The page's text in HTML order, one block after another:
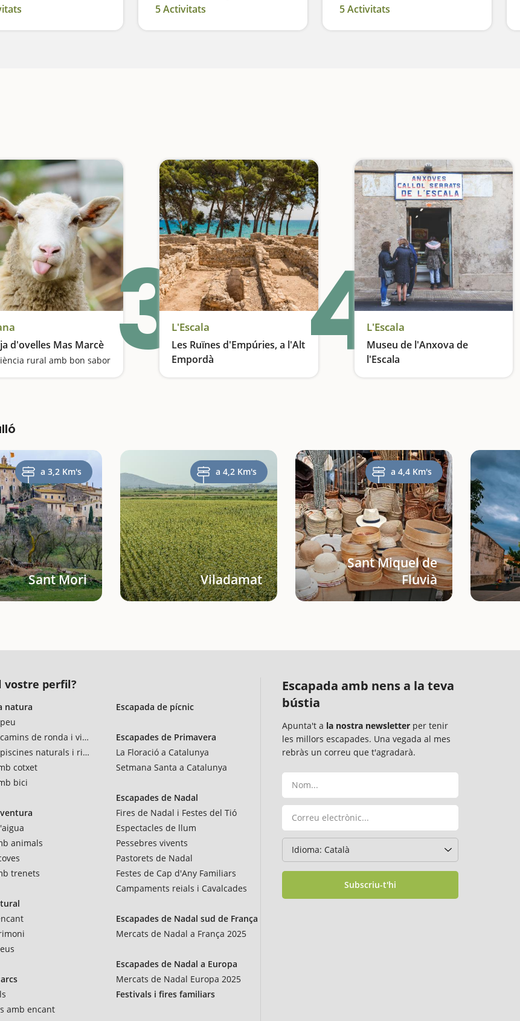
5 Activitats 5 Activitats
d'ovelles Mas Marcè
rural amb bon sabor 3L'Escala
Les Ruïnes d'Empúries, a l'Alt
Empordà
Patrimoni excepcional 4L'Escala
Museu de l'Anxova de
l'Escala
El producte més conegut
a 3,2 Km's
Sant Mori
a 4,2 Km's
Viladamat
a 4,4 Km's
Sant Miquel de
Fluvià
vostre perfil?
natura
de ronda i vies verdes
naturals i rius
cotxet
bici
animals
trenets
amb encant
Escapada de pícnic
Escapades de Primavera
La Floració a Catalunya
Setmana Santa a Catalunya
Escapades de Nadal
Fires de Nadal i Festes del Tió
Espectacles de llum
Pessebres vivents
Pastorets de Nadal
Festes de Cap d'Any Familiars
Campaments reials i Cavalcades
Escapades de Nadal sud de França
Mercats de Nadal a França 2025
Escapades de Nadal a Europa
Mercats de Nadal Europa 2025
Festivals i fires familiars
Escapada amb nens a la teva
bústia
Apunta't a la nostra newsletter per tenir
les millors escapades. Una vegada al mes
rebràs un correu que t'agradarà.
Subscriu-t'hi